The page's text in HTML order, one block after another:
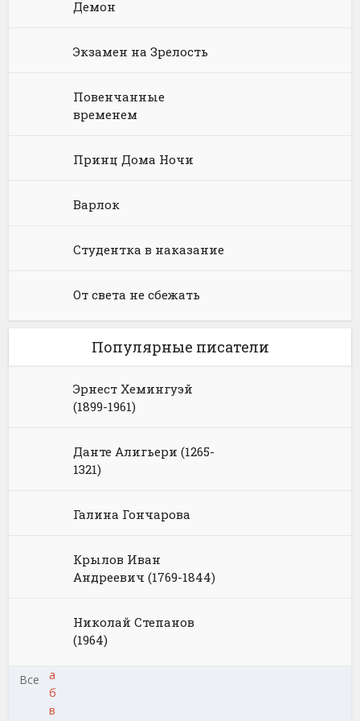
Языкознание
Социальная фантастика
Юмористическая фантастика
Ужасы и Мистика
Фэнтези про драконов
Юмористическое фэнтези
Демон
Экзамен на Зрелость
Повенчанные
временем
Принц Дома Ночи
Варлок
Студентка в наказание
От света не сбежать
Популярные писатели
Эрнест Хемингуэй
(1899-1961)
Данте Алигьери (1265-
1321)
Галина Гончарова
Крылов Иван
Андреевич (1769-1844)
Николай Степанов
(1964)
Все
а
б
в